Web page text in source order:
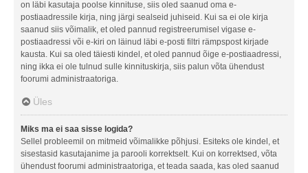
on läbi kasutaja poolse kinnituse, siis oled saanud oma e-
postiaadressile kirja, ning järgi sealseid juhiseid. Kui sa ei ole kirja
saanud siis võimalik, et oled pannud registreerumisel vigase e-
postiaadressi või e-kiri on läinud läbi e-posti filtri rämpspost kirjade
kausta. Kui sa oled täiesti kindel, et oled pannud õige e-postiaadressi,
ning ikka ei ole tulnud sulle kinnituskirja, siis palun võta ühendust
foorumi administraatoriga.
Üles
Miks ma ei saa sisse logida?
Sellel probleemil on mitmeid võimalikke põhjusi. Esiteks ole kindel, et
sisestasid kasutajanime ja parooli korrektselt. Kui on korrektsed, võta
ühendust foorumi administraatoriga, et teada saada, kas oled saanud